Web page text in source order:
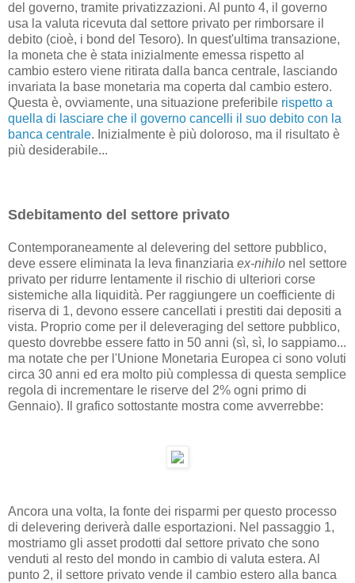
del governo, tramite privatizzazioni. Al punto 4, il governo
usa la valuta ricevuta dal settore privato per rimborsare il
debito (cioè, i bond del Tesoro). In quest'ultima transazione,
la moneta che è stata inizialmente emessa rispetto al
cambio estero viene ritirata dalla banca centrale, lasciando
invariata la base monetaria ma coperta dal cambio estero.
Questa è, ovviamente, una situazione preferibile rispetto a
quella di lasciare che il governo cancelli il suo debito con la
banca centrale. Inizialmente è più doloroso, ma il risultato è
più desiderabile...
Sdebitamento del settore privato
Contemporaneamente al delevering del settore pubblico,
deve essere eliminata la leva finanziaria ex-nihilo nel settore
privato per ridurre lentamente il rischio di ulteriori corse
sistemiche alla liquidità. Per raggiungere un coefficiente di
riserva di 1, devono essere cancellati i prestiti dai depositi a
vista. Proprio come per il deleveraging del settore pubblico,
questo dovrebbe essere fatto in 50 anni (sì, sì, lo sappiamo...
ma notate che per l'Unione Monetaria Europea ci sono voluti
circa 30 anni ed era molto più complessa di questa semplice
regola di incrementare le riserve del 2% ogni primo di
Gennaio). Il grafico sottostante mostra come avverrebbe:
Ancora una volta, la fonte dei risparmi per questo processo
di delevering deriverà dalle esportazioni. Nel passaggio 1,
mostriamo gli asset prodotti dal settore privato che sono
venduti al resto del mondo in cambio di valuta estera. Al
punto 2, il settore privato vende il cambio estero alla banca